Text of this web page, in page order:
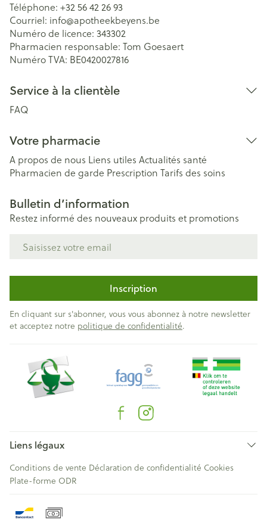
Téléphone: +32 56 42 26 93
Courriel: info@apotheekbeyens.be
Numéro de licence: 343302
Pharmacien responsable: Tom Goesaert
Numéro TVA: BE0420027816
Service à la clientèle
FAQ
Votre pharmacie
A propos de nous Liens utiles Actualités santé
Pharmacien de garde Prescription Tarifs des soins
Bulletin d’information
Restez informé des nouveaux produits et promotions
Inscription
En cliquant sur s'abonner, vous vous abonnez à notre newsletter
et acceptez notre politique de confidentialité.
Liens légaux
Conditions de vente Déclaration de confidentialité Cookies
Plate-forme ODR